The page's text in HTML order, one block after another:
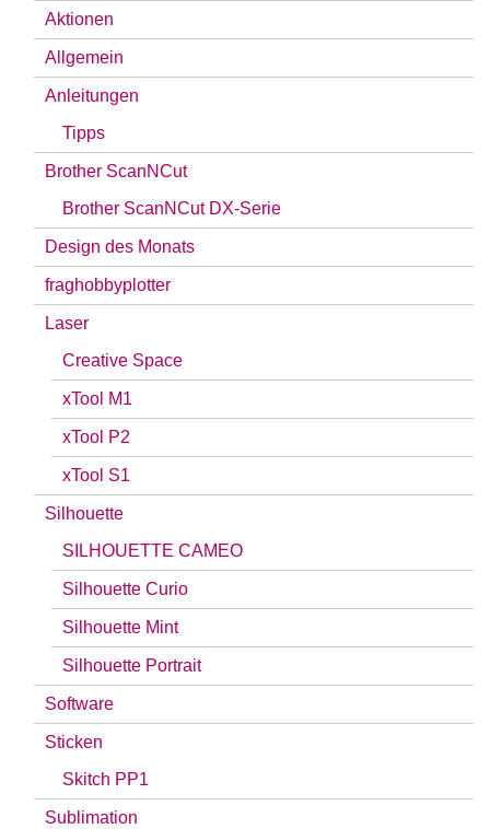
Aktionen
Allgemein
Anleitungen
Tipps
Brother ScanNCut
Brother ScanNCut DX-Serie
Design des Monats
fraghobbyplotter
Laser
Creative Space
xTool M1
xTool P2
xTool S1
Silhouette
SILHOUETTE CAMEO
Silhouette Curio
Silhouette Mint
Silhouette Portrait
Software
Sticken
Skitch PP1
Sublimation